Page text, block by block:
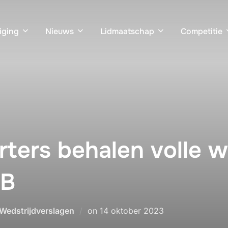
Nieuws Lidmaatschap Competitie
behalen volle
on Geplaatst
14 oktober 2023